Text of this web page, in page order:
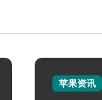
苹果资讯